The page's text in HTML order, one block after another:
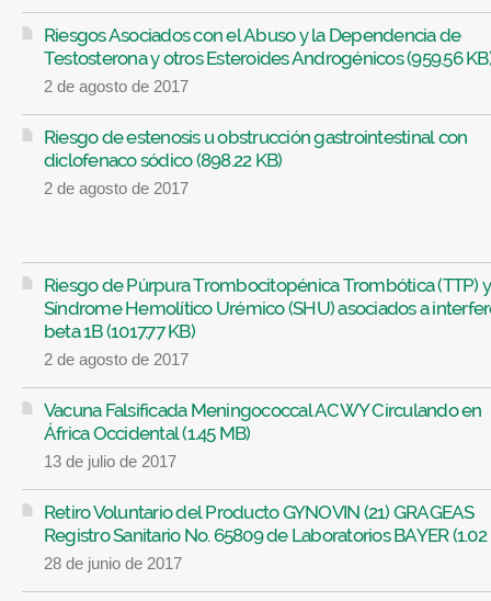
Riesgos Asociados con el Abuso y la Dependencia de
Testosterona y otros Esteroides Androgénicos (959.56
2 de agosto de 2017
Riesgo de estenosis u obstrucción gastrointestinal con
diclofenaco sódico (898.22 KB)
2 de agosto de 2017
Riesgo de Púrpura Trombocitopénica Trombótica (TTP)
Síndrome Hemolítico Urémico (SHU) asociados a
beta 1B (1017.77 KB)
2 de agosto de 2017
Vacuna Falsificada Meningococcal ACWY Circulando en
África Occidental (1.45 MB)
13 de julio de 2017
Retiro Voluntario del Producto GYNOVIN (21) GRAGEAS
Registro Sanitario No. 65809 de Laboratorios BAYER (1.02
28 de junio de 2017